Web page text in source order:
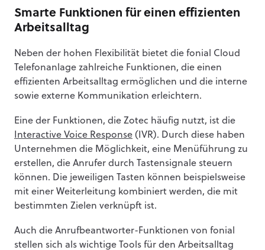
Smarte Funktionen für einen effizienten
Arbeitsalltag
Neben der hohen Flexibilität bietet die fonial Cloud
Telefonanlage zahlreiche Funktionen, die einen
effizienten Arbeitsalltag ermöglichen und die interne
sowie externe Kommunikation erleichtern.
Eine der Funktionen, die Zotec häufig nutzt, ist die
Interactive Voice Response (IVR). Durch diese haben
Unternehmen die Möglichkeit, eine Menüführung zu
erstellen, die Anrufer durch Tastensignale steuern
können. Die jeweiligen Tasten können beispielsweise
mit einer Weiterleitung kombiniert werden, die mit
bestimmten Zielen verknüpft ist.
Auch die Anrufbeantworter-Funktionen von fonial
stellen sich als wichtige Tools für den Arbeitsalltag